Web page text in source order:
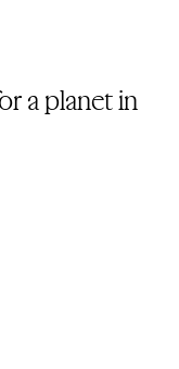
a planet in